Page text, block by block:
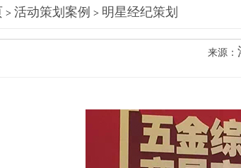
> 活动策划案例 > 明星经纪策划
来源：